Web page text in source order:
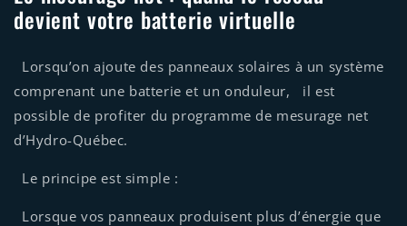
devient votre batterie virtuelle
Lorsqu’on ajoute des panneaux solaires à un système
comprenant une batterie et un onduleur, il est
possible de profiter du programme de mesurage net
d’Hydro-Québec.
Le principe est simple :
Lorsque vos panneaux produisent plus d’énergie que